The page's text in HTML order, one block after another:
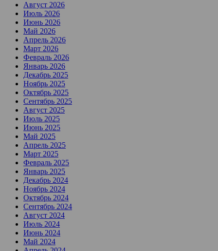
Август 2026
Июль 2026
Июнь 2026
Май 2026
Апрель 2026
Март 2026
Февраль 2026
Январь 2026
Декабрь 2025
Ноябрь 2025
Октябрь 2025
Сентябрь 2025
Август 2025
Июль 2025
Июнь 2025
Май 2025
Апрель 2025
Март 2025
Февраль 2025
Январь 2025
Декабрь 2024
Ноябрь 2024
Октябрь 2024
Сентябрь 2024
Август 2024
Июль 2024
Июнь 2024
Май 2024